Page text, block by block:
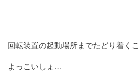
回転装置の起動場所までたどり着く
よっこいしょ…